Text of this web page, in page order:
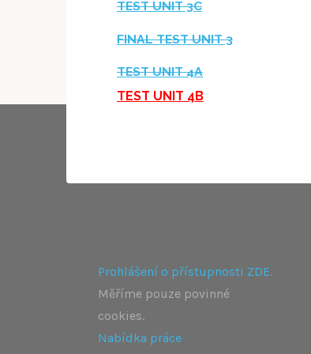
TEST UNIT 3C
FINAL TEST UNIT 3
TEST UNIT 4A
TEST UNIT 4B
Prohlášení o přístupnosti ZDE.
Měříme pouze povinné
cookies.
Nabídka práce